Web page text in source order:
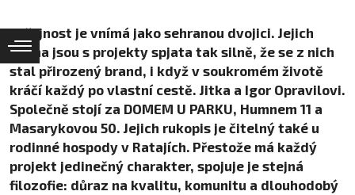
Veřejnost je vnímá jako sehranou dvojici. Jejich
jména jsou s projekty spjata tak silně, že se z nich
stal přirozený brand, i když v soukromém životě
kráčí každý po vlastní cestě. Jitka a Igor Opravilovi.
Společně stojí za DOMEM U PARKU, Humnem 11 a
Masarykovou 50. Jejich rukopis je čitelný také u
rodinné hospody v Ratajích. Přestože má každý
projekt jedinečný charakter, spojuje je stejná
filozofie: důraz na kvalitu, komunitu a dlouhodobý